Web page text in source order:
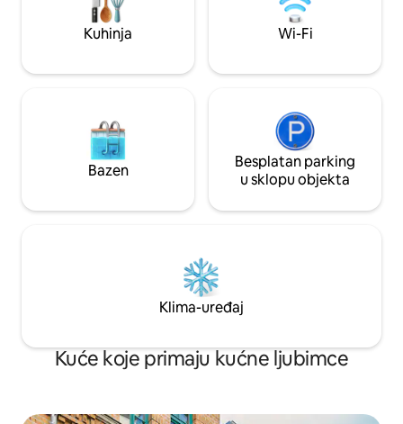
je 3. pomoćni krevet * Kupaonica s
tušem i WC-om u zasebnom prilogu *
Odvojena parcela, stroga higijena,
Kuhinja Wi-Fi
Bazen
Besplatan parking
u sklopu objekta
Klima-uređaj
Kuće koje primaju kućne ljubimce